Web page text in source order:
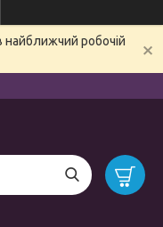
робочій